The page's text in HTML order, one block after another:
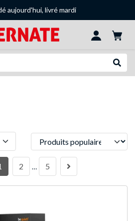
aujourd'hui, livré mardi
Trier
2 … 5